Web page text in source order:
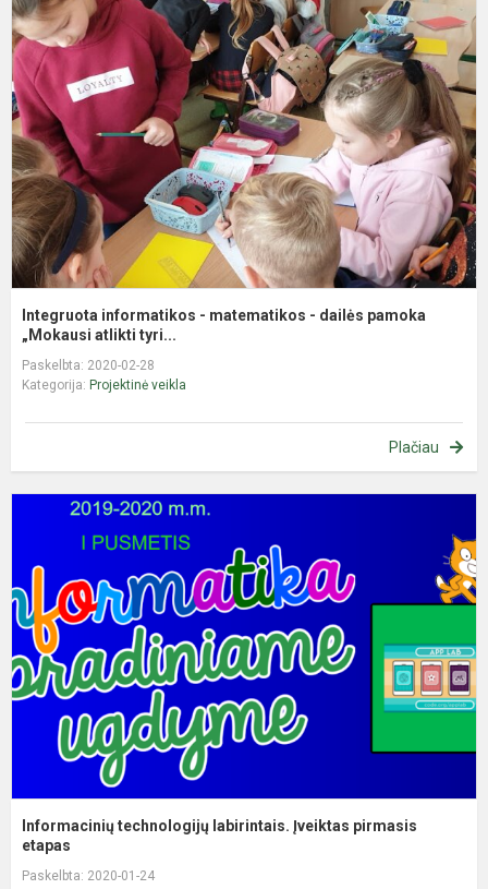
Integruota informatikos - matematikos - dailės pamoka
„Mokausi atlikti tyri...
Paskelbta: 2020-02-28
Kategorija: Projektinė veikla
Plačiau
Informacinių technologijų labirintais. Įveiktas pirmasis
etapas
Paskelbta: 2020-01-24